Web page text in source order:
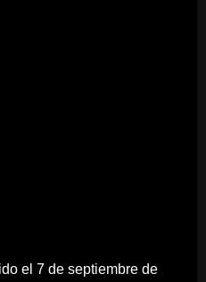
el 7 de septiembre de